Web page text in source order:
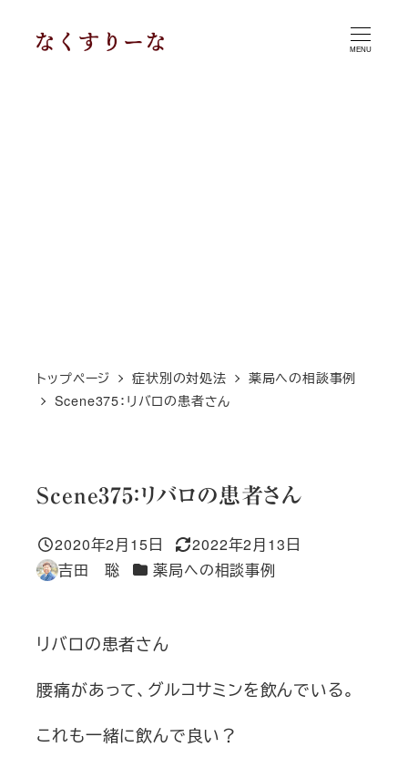
MENU
トップページ 症状別の対処法
薬局への相談事例
Scene375：リバロの患者さん
Scene375：リバロの患者さん
投稿日
2020年2月15日
更新日
2022年2月13日
著
吉田 聡 カテゴリー
薬局への相談事例
リバロの患者さん
腰痛があって、グルコサミンを飲んでいる。
これも一緒に飲んで良い？